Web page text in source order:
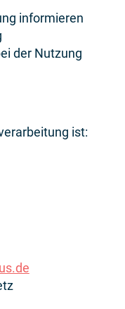
informieren
der Nutzung
ist: